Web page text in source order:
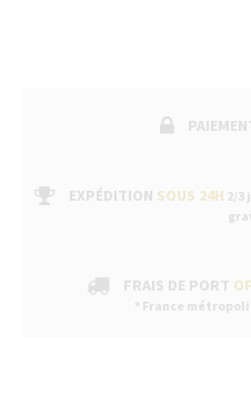
EXPÉDITION SOUS 24H 2/3
FRAIS DE PORT
* France